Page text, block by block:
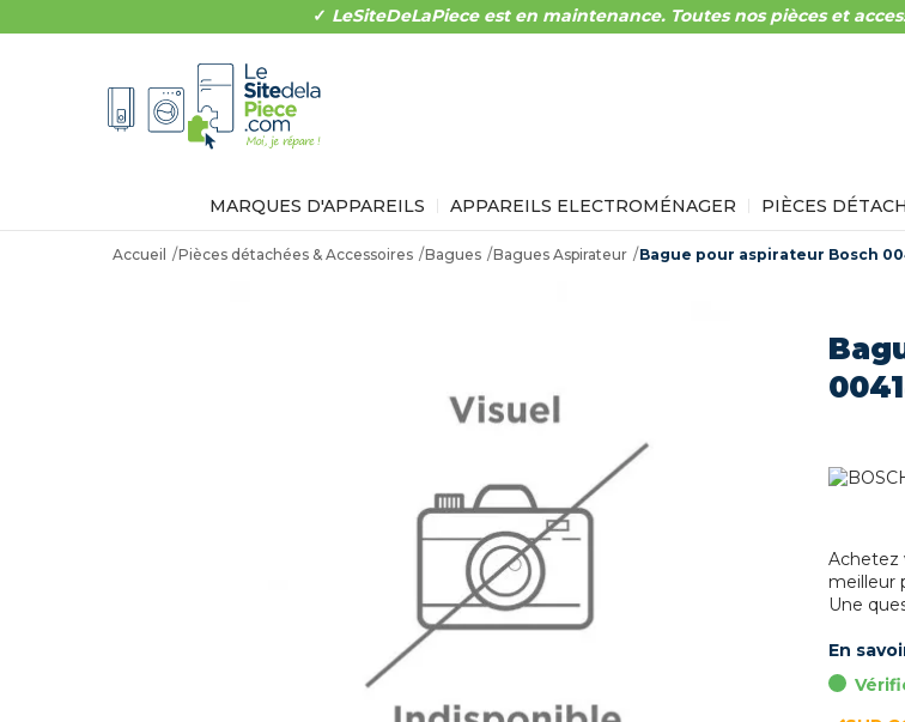
✓ LeSiteDeLaPiece est en maintenance. Toutes nos pièces et
MARQUES D'APPAREILS APPAREILS ELECTROMÉNAGER PIÈCES
Accueil Pièces détachées & Accessoires Bagues Bagues Aspirateur Bague pour aspirateur Bosch
Achetez
meilleur
Une
En